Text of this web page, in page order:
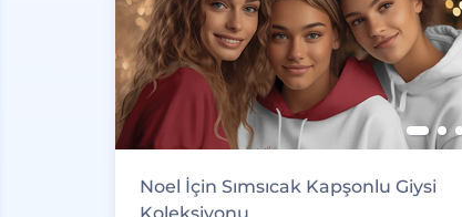
Noel İçin Sımsıcak Kapşonlu Giysi